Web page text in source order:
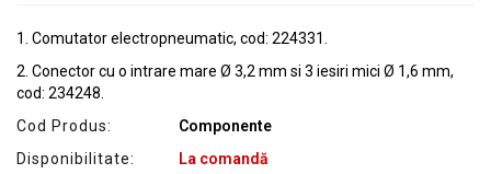
1. Comutator electropneumatic, cod: 224331.
2. Conector cu o intrare mare Ø 3,2 mm si 3 iesiri mici Ø 1,6 mm,
cod: 234248.
Cod Produs:
Componente
Disponibilitate:
La comandă